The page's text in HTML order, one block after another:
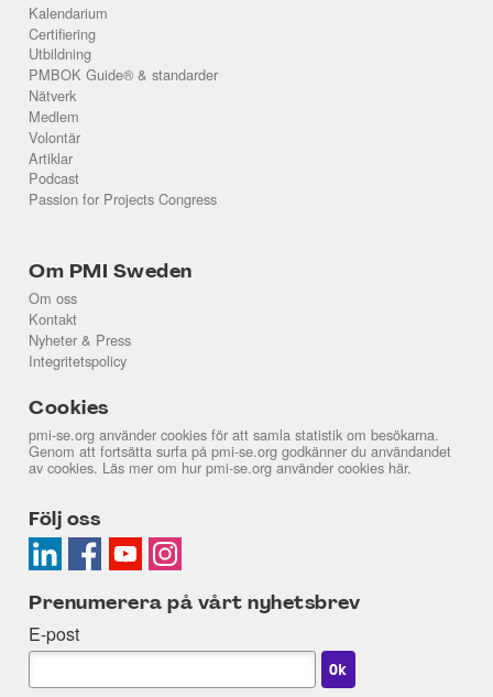
Kalendarium
Certifiering
Utbildning
PMBOK Guide® & standarder
Nätverk
Medlem
Volontär
Artiklar
Podcast
Passion for Projects Congress
Om PMI Sweden
Om oss
Kontakt
Nyheter & Press
Integritetspolicy
Cookies
pmi-se.org använder cookies för att samla statistik om besökarna.
Genom att fortsätta surfa på pmi-se.org godkänner du användandet
av cookies. Läs mer om hur pmi-se.org använder cookies här.
Följ oss
Prenumerera på vårt nyhetsbrev
E-post